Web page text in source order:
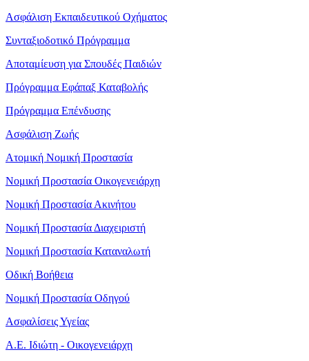
Ασφάλιση Εκπαιδευτικού Οχήματος
Συνταξιοδοτικό Πρόγραμμα
Αποταμίευση για Σπουδές Παιδιών
Πρόγραμμα Εφάπαξ Καταβολής
Πρόγραμμα Επένδυσης
Ασφάλιση Ζωής
Ατομική Νομική Προστασία
Νομική Προστασία Οικογενειάρχη
Νομική Προστασία Ακινήτου
Νομική Προστασία Διαχειριστή
Νομική Προστασία Καταναλωτή
Οδική Βοήθεια
Νομική Προστασία Οδηγού
Ασφαλίσεις Υγείας
Α.Ε. Ιδιώτη - Οικογενειάρχη